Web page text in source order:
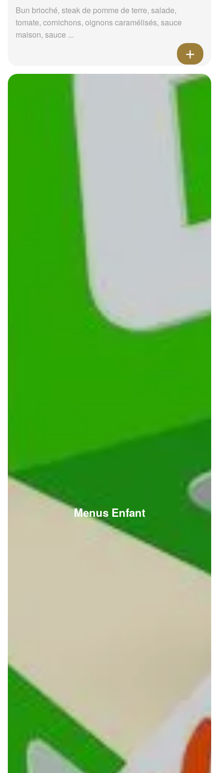
Bun brioché, steak de pomme de terre, salade,
tomate, cornichons, oignons caramélisés, sauce
maison, sauce ...
Menus Enfant